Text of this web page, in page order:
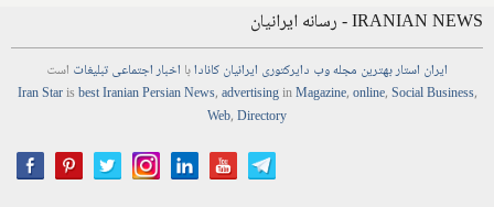
IRANIAN NEWS - رسانه ایرانیان
ایران استاربهترین مجلهوب دایرکتوری ایرانیان کانادابا اخباراجتماعیتبلیغات است
Iran Starisbest Iranian PersianNews,advertisinginMagazine,online,Social Business,
Web,Directory